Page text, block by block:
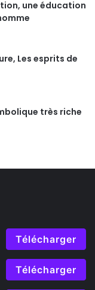
une éducation
Les esprits de
très riche
Télécharger
Télécharger